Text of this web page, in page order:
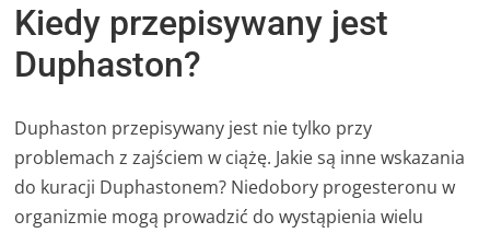
Kiedy przepisywany jest
Duphaston?
Duphaston przepisywany jest nie tylko przy
problemach z zajściem w ciążę. Jakie są inne wskazania
do kuracji Duphastonem? Niedobory progesteronu w
organizmie mogą prowadzić do wystąpienia wielu